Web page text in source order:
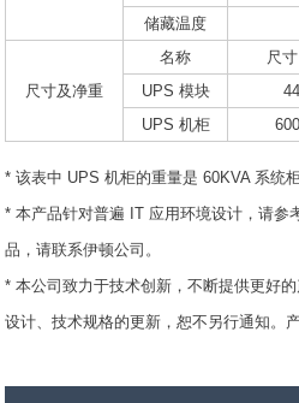
储藏温度
尺寸及净重
名称 尺
UPS 模块
UPS 机柜
* 该表中 UPS 机柜的重量是 60KVA 系统
* 本产品针对普遍 IT 应用环境设计，请参
品，请联系伊顿公司。
* 本公司致力于技术创新，不断提供更好
设计、技术规格的更新，恕不另行通知。